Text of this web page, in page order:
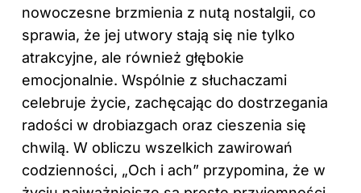
nowoczesne brzmienia z nutą nostalgii, co
sprawia, że jej utwory stają się nie tylko
atrakcyjne, ale również głębokie
emocjonalnie. Wspólnie z słuchaczami
celebruje życie, zachęcając do dostrzegania
radości w drobiazgach oraz cieszenia się
chwilą. W obliczu wszelkich zawirowań
codzienności, „Och i ach” przypomina, że w